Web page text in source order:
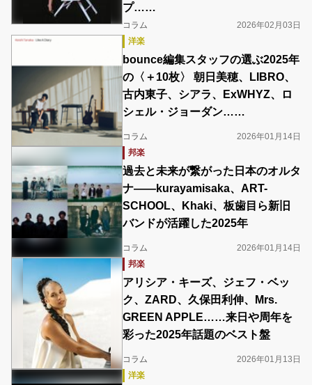
プ……
コラム
2026年02月03日
洋楽
bounce編集スタッフの選ぶ2025年
の〈＋10枚〉 朝日美穂、LIBRO、
古内東子、シアラ、ExWHYZ、ロ
シェル・ジョーダン……
コラム
2026年01月14日
邦楽
過去と未来が繋がった日本のオルタ
ナ――kurayamisaka、ART-
SCHOOL、Khaki、板歯目ら新旧
バンドが活躍した2025年
コラム
2026年01月14日
邦楽
アリシア・キーズ、ジェフ・ベッ
ク、ZARD、久保田利伸、Mrs.
GREEN APPLE……来日や周年を
彩った2025年話題のベスト盤
コラム
2026年01月13日
洋楽